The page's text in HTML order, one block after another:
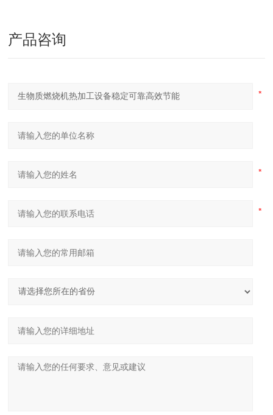
产品咨询